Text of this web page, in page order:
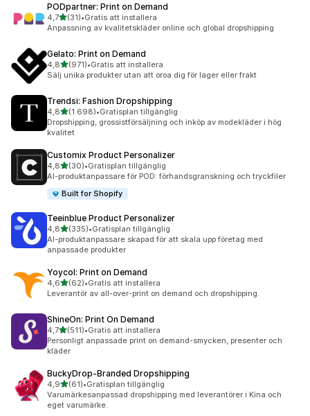
PODpartner: Print on Demand
4,7av 5 stjärnor
(31)
31 recensioner totalt
•Gratis att installera
Anpassning av kvalitetskläder online och global dropshipping
Gelato: Print on Demand
4,8av 5 stjärnor
(971)
971 recensioner totalt
•Gratis att installera
Sälj unika produkter utan att oroa dig för lager eller frakt
Trendsi: Fashion Dropshipping
4,8av 5 stjärnor
(1 698)
1698 recensioner totalt
•Gratisplan tillgänglig
Dropshipping, grossistförsäljning och inköp av modekläder i hög
kvalitet
Customix Product Personalizer
4,8av 5 stjärnor
(30)
30 recensioner totalt
•Gratisplan tillgänglig
AI-produktanpassare för POD: förhandsgranskning och tryckfiler
Built for Shopify
Teeinblue Product Personalizer
4,8av 5 stjärnor
(335)
335 recensioner totalt
•Gratisplan tillgänglig
AI-produktanpassare skapad för att skala upp företag med
anpassade produkter
Yoycol: Print on Demand
4,6av 5 stjärnor
(62)
62 recensioner totalt
•Gratis att installera
Leverantör av all-over-print on demand och dropshipping.
ShineOn: Print On Demand
4,7av 5 stjärnor
(511)
511 recensioner totalt
•Gratis att installera
Personligt anpassade print on demand-smycken, presenter och
kläder
BuckyDrop‑Branded Dropshipping
4,9av 5 stjärnor
(61)
61 recensioner totalt
•Gratisplan tillgänglig
Varumärkesanpassad dropshipping med leverantörer i Kina och
eget varumärke.